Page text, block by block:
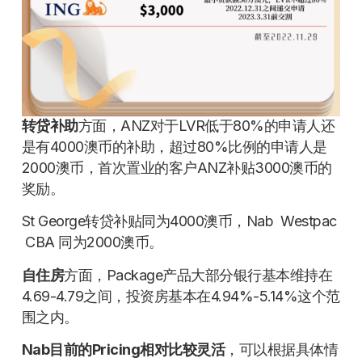
转贷补助方面，ANZ对于LVR低于80%的申请人还
是有4000澳币的补助，超过80%比例的申请人是
2000澳币，首次置业的客户ANZ补贴3000澳币的
奖励。
St George转贷补贴同为4000澳币，Nab Westpac
CBA 同为2000澳币。
自住房方面，Package产品大部分银行基本维持在
4.69-4.79之间，投资房基本在4.94%-5.14%这个范
围之内。
Nab目前的Pricing相对比较灵活，可以根据具体情